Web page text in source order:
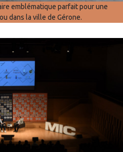
emblématique parfait pour une
dans la ville de Gérone.